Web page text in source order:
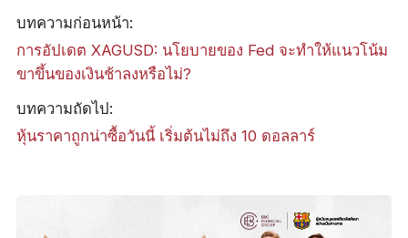
บทความก่อนหน้า:
การอัปเดต XAGUSD: นโยบายของ Fed จะทำให้แนวโน้ม
ขาขึ้นของเงินช้าลงหรือไม่?
บทความถัดไป:
หุ้นราคาถูกน่าซื้อวันนี้ เริ่มต้นไม่ถึง 10 ดอลลาร์